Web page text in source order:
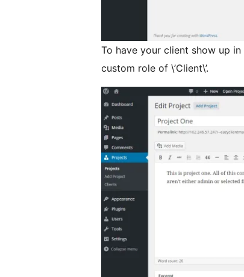
To have your client show up
custom role of \’Client\’.